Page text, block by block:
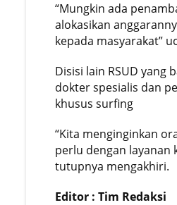
“Mungkin ada
alokasikan
kepada masyarakat”
Disisi lain RSUD yang
dokter spesialis dan
khusus surfing
“Kita menginginkan
perlu dengan layanan
tutupnya mengakhiri.
Editor : Tim Redaksi